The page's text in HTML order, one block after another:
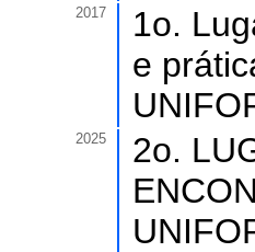
2017
1o.
e
2025
2o.